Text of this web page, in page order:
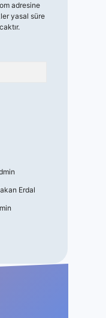
adresine
yasal süre
Erdal